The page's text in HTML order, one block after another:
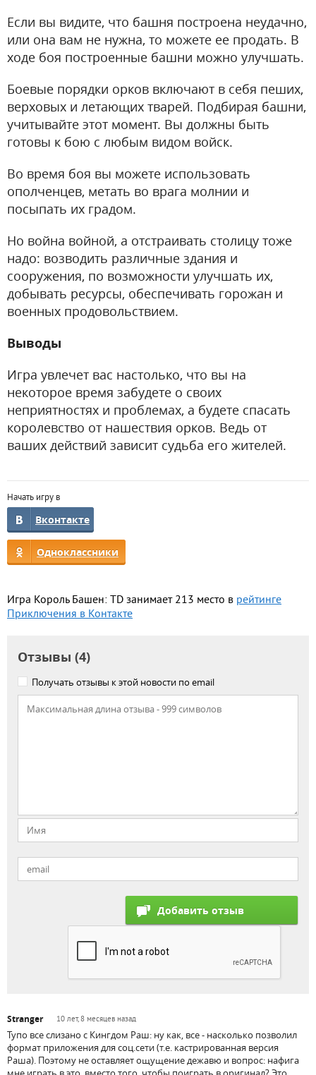
Если вы видите, что башня построена неудачно,
или она вам не нужна, то можете ее продать. В
ходе боя построенные башни можно улучшать.
Боевые порядки орков включают в себя пеших,
верховых и летающих тварей. Подбирая башни,
учитывайте этот момент. Вы должны быть
готовы к бою с любым видом войск.
Во время боя вы можете использовать
ополченцев, метать во врага молнии и
посыпать их градом.
Но война войной, а отстраивать столицу тоже
надо: возводить различные здания и
сооружения, по возможности улучшать их,
добывать ресурсы, обеспечивать горожан и
военных продовольствием.
Выводы
Игра увлечет вас настолько, что вы на
некоторое время забудете о своих
неприятностях и проблемах, а будете спасать
королевство от нашествия орков. Ведь от
ваших действий зависит судьба его жителей.
Начать игру в
Вконтакте
Одноклассники
Игра Король Башен: TD занимает 213 место в рейтинге
Приключения в Контакте
Отзывы (4)
Получать отзывы к этой новости по email
Stranger 10 лет, 8 месяцев назад
Тупо все слизано с Кингдом Раш: ну как, все - насколько позволил
формат приложения для соц.сети (т.е. кастрированная версия
Раша). Поэтому не оставляет ощущение дежавю и вопрос: нафига